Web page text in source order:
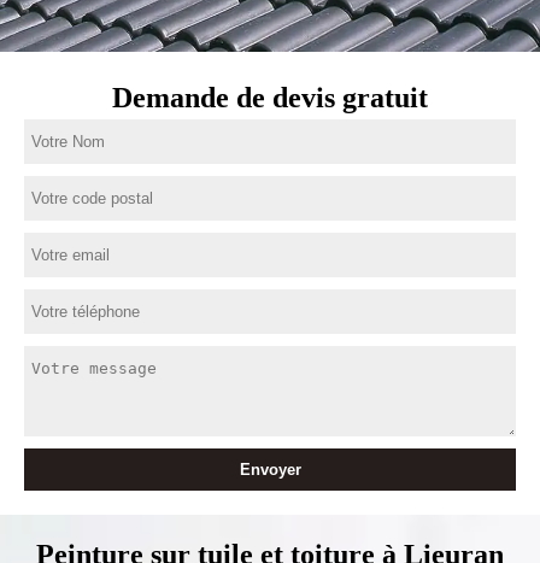
Demande de devis gratuit
Peinture sur tuile et toiture à Lieuran